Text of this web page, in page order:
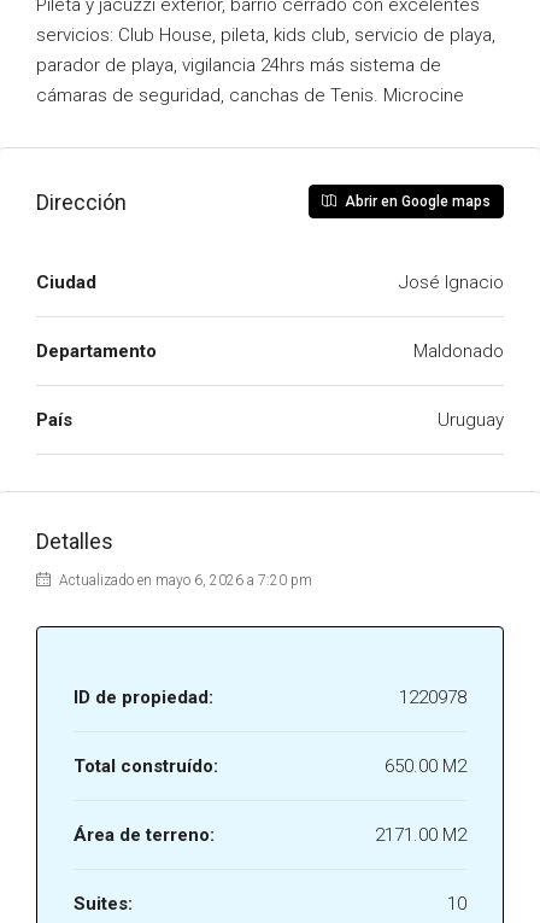
Pileta y jacuzzi exterior, barrio cerrado con excelentes
servicios: Club House, pileta, kids club, servicio de playa,
parador de playa, vigilancia 24hrs más sistema de
cámaras de seguridad, canchas de Tenis. Microcine
Dirección Abrir en Google maps
Ciudad José Ignacio
Departamento Maldonado
País Uruguay
Detalles
Actualizado en mayo 6, 2026 a 7:20 pm
ID de propiedad: 1220978
Total construído: 650.00 M2
Área de terreno: 2171.00 M2
Suites: 10